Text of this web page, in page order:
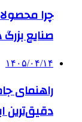
صنایع
۱۴۰۵/۰۴/۱۴
راهنمای
دقیق‌ترین